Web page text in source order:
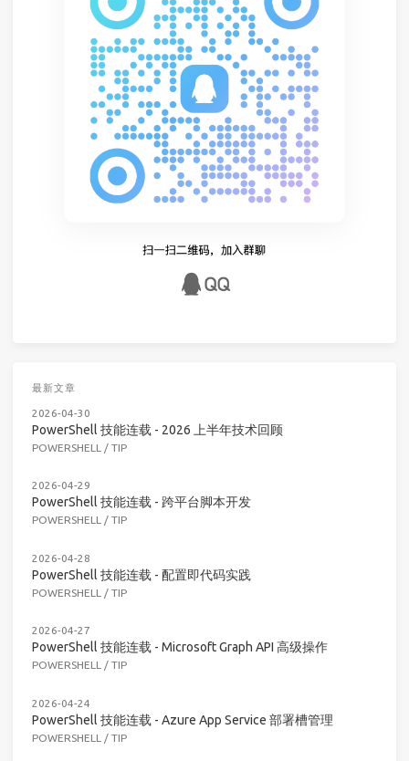
最新文章
2026-04-30
PowerShell 技能连载 - 2026 上半年技术回顾
POWERSHELL / TIP
2026-04-29
PowerShell 技能连载 - 跨平台脚本开发
POWERSHELL / TIP
2026-04-28
PowerShell 技能连载 - 配置即代码实践
POWERSHELL / TIP
2026-04-27
PowerShell 技能连载 - Microsoft Graph API 高级操作
POWERSHELL / TIP
2026-04-24
PowerShell 技能连载 - Azure App Service 部署槽管理
POWERSHELL / TIP